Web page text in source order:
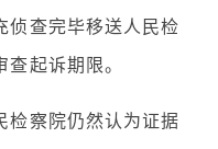
侦查完毕移送人民检
起诉期限。
检察院仍然认为证据